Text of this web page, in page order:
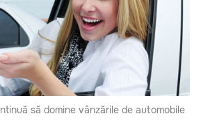
să domine vânzările de automobile